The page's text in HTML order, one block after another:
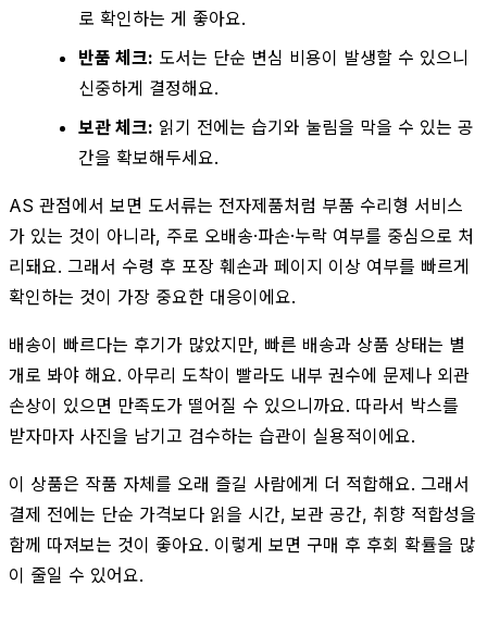
로 확인하는 게 좋아요.
반품 체크: 도서는 단순 변심 비용이 발생할 수 있으니
신중하게 결정해요.
보관 체크: 읽기 전에는 습기와 눌림을 막을 수 있는 공
간을 확보해두세요.
AS 관점에서 보면 도서류는 전자제품처럼 부품 수리형 서비스
가 있는 것이 아니라, 주로 오배송·파손·누락 여부를 중심으로 처
리돼요. 그래서 수령 후 포장 훼손과 페이지 이상 여부를 빠르게
확인하는 것이 가장 중요한 대응이에요.
배송이 빠르다는 후기가 많았지만, 빠른 배송과 상품 상태는 별
개로 봐야 해요. 아무리 도착이 빨라도 내부 권수에 문제나 외관
손상이 있으면 만족도가 떨어질 수 있으니까요. 따라서 박스를
받자마자 사진을 남기고 검수하는 습관이 실용적이에요.
이 상품은 작품 자체를 오래 즐길 사람에게 더 적합해요. 그래서
결제 전에는 단순 가격보다 읽을 시간, 보관 공간, 취향 적합성을
함께 따져보는 것이 좋아요. 이렇게 보면 구매 후 후회 확률을 많
이 줄일 수 있어요.